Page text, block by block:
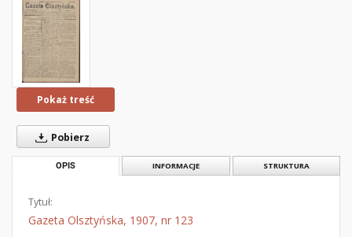
Pokaż treść
Pobierz
OPIS INFORMACJE STRUKTURA
Tytuł:
Gazeta Olsztyńska, 1907, nr 123